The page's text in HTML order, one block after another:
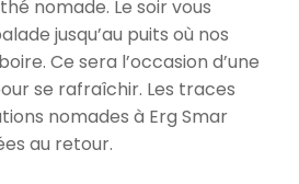
nomade. Le soir vous
jusqu’au puits où nos
Ce sera l’occasion d’une
se rafraîchir. Les traces
nomades à Erg Smar
au retour.